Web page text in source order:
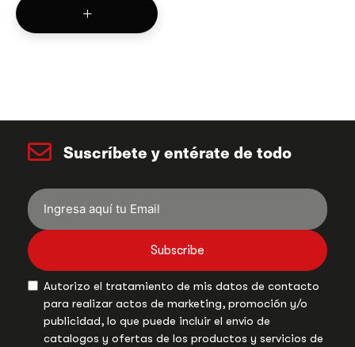
Suscríbete y entérate de todo
Subscribe
Autorizo el tratamiento de mis datos de contacto
para realizar actos de marketing, promoción y/o
publicidad, lo que puede incluir el envío de
catalogos y ofertas de los productos y servicios de